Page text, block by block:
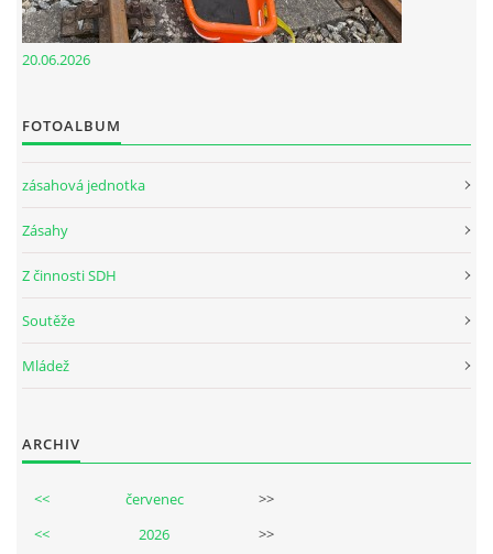
20.06.2026
FOTOALBUM
zásahová jednotka
Zásahy
Z činnosti SDH
Soutěže
Mládež
ARCHIV
<< červenec
>>
<<
2026 >>